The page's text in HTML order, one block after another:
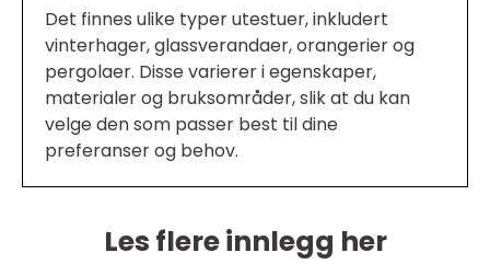
Det finnes ulike typer utestuer, inkludert
vinterhager, glassverandaer, orangerier og
pergolaer. Disse varierer i egenskaper,
materialer og bruksområder, slik at du kan
velge den som passer best til dine
preferanser og behov.
Les flere innlegg her